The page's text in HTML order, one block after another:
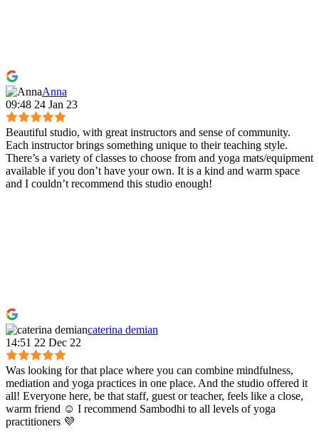
Anna
09:48 24 Jan 23
Beautiful studio, with great instructors and sense of community.
Each instructor brings something unique to their teaching style.
There’s a variety of classes to choose from and yoga mats/equipment
available if you don’t have your own. It is a kind and warm space
and I couldn’t recommend this studio enough!
caterina demian
14:51 22 Dec 22
Was looking for that place where you can combine mindfulness,
mediation and yoga practices in one place. And the studio offered it
all! Everyone here, be that staff, guest or teacher, feels like a close,
warm friend ☺️ I recommend Sambodhi to all levels of yoga
practitioners 💜